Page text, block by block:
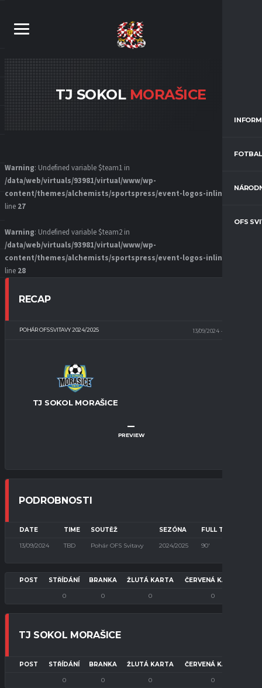
OFS
TJ SOKOL MORAŠICE
Warning: Undefined variable $team1 in
/data/web/virtuals/93981/virtual/www/wp-
content/themes/alchemists/sportspress/event-logos-inline.phpon
line 27
Warning: Undefined variable $team2 in
/data/web/virtuals/93981/virtual/www/wp-
content/themes/alchemists/sportspress/event-logos-inline.php
line 28
RECAP
POHÁR OFS SVITAVY 2024/2025 13/09/2024
TJ SOKOL MORAŠICE
–
PREVIEW
PODROBNOSTI
DATE TIME SOUTĚŽ SEZÓNA FULL TIME
13/09/2024 TBD Pohár OFS Svitavy 2024/2025 90'
POST STŘÍDÁNÍ BRANKA ŽLUTÁ KARTA ČERVENÁ KARTA
0 0 0 0
TJ SOKOL MORAŠICE
POST STŘÍDÁNÍ BRANKA ŽLUTÁ KARTA ČERVENÁ KARTA
0 0 0 0